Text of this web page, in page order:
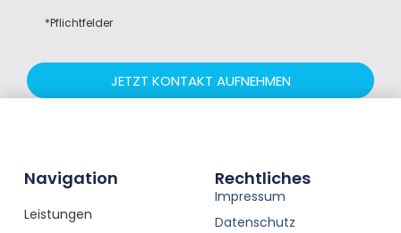
*Pflichtfelder
JETZT KONTAKT AUFNEHMEN
Navigation
Leistungen
Rechtliches
Impressum
Datenschutz